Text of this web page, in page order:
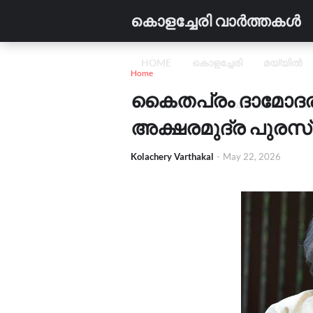
കൊളച്ചേരി വാർത്തകൾ
HOME കൊളച്ചേരി മയ്യിൽ
വിദ്യാഭ്യാസം വാണിജ്യം
Home
കൈതപ്രം
അക്ഷരമുദ്ര
Kolachery Varthakal - May 22, 2026